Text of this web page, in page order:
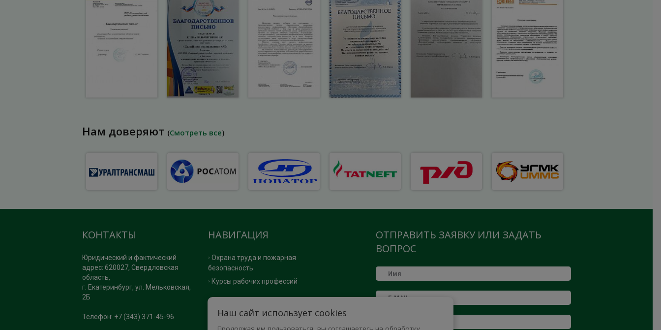
Нам доверяют (Смотреть все)
ОТПРАВИТЬ ЗАЯВКУ ИЛИ ЗАДАТЬ
ВОПРОС
НАВИГАЦИЯ
Охрана труда и пожарная
безопасность
Курсы рабочих профессий
ПОМОЩЬ
КОНТАКТЫ
Юридический и фактический
адрес: 620027, Свердловская
область,
г. Екатеринбург, ул. Мельковская,
2Б
Телефон: +7 (343) 371-45-96 Наш сайт использует cookies